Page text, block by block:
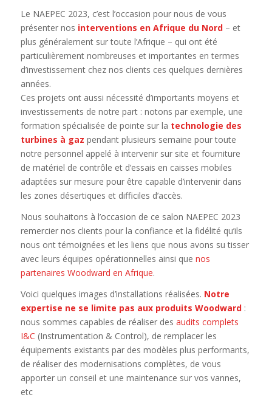
Le NAEPEC 2023, c’est l’occasion pour nous de vous
présenter nos interventions en Afrique du Nord– et
plus généralement sur toute l’Afrique – qui ont été
particulièrement nombreuses et importantes en termes
d’investissement chez nos clients ces quelques dernières
années.
Ces projets ont aussi nécessité d’importants moyens et
investissements de notre part : notons par exemple, une
formation spécialisée de pointe sur la technologie des
turbines à gaz pendant plusieurs semaine pour toute
notre personnel appelé à intervenir sur site et fourniture
de matériel de contrôle et d’essais en caisses mobiles
adaptées sur mesure pour être capable d’intervenir dans
les zones désertiques et difficiles d’accès.
Nous souhaitons à l’occasion de ce salon NAEPEC 2023
remercier nos clients pour la confiance et la fidélité qu’ils
nous ont témoignées et les liens que nous avons su tisser
avec leurs équipes opérationnelles ainsi que nos
partenaires Woodward en Afrique.
Voici quelques images d’installations réalisées. Notre
expertise ne se limite pas aux produits Woodward:
nous sommes capables de réaliser des audits complets
I&C (Instrumentation & Control), de remplacer les
équipements existants par des modèles plus performants,
de réaliser des modernisations complètes, de vous
apporter un conseil et une maintenance sur vos vannes,
etc